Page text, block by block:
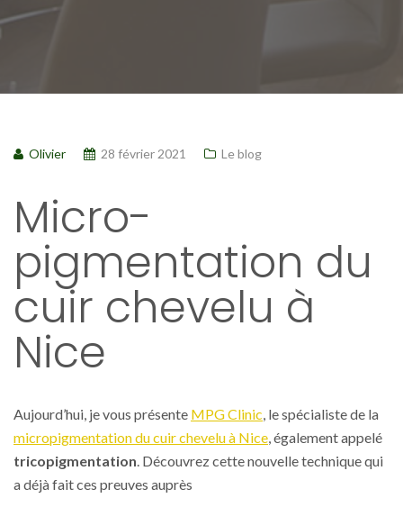
Olivier 28 février 2021 Le blog
Micro-
pigmentation du
cuir chevelu à
Nice
Aujourd’hui, je vous présente MPG Clinic, le spécialiste de la
micropigmentation du cuir chevelu à Nice, également appelé
tricopigmentation. Découvrez cette nouvelle technique qui
a déjà fait ces preuves auprès